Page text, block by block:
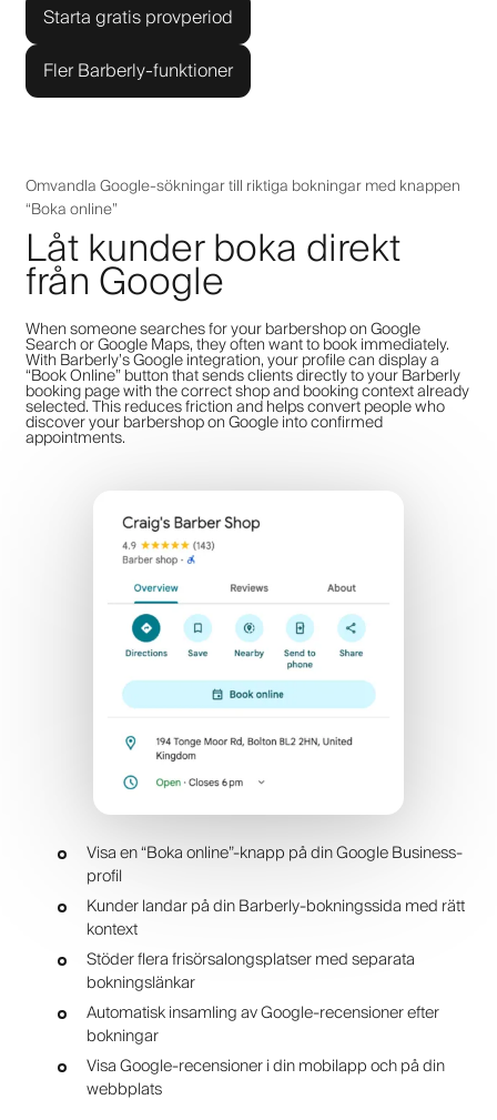
Starta gratis provperiod
Fler Barberly-funktioner
Omvandla Google-sökningar till riktiga bokningar med knappen
“Boka online”
Låt kunder boka direkt
från Google
When someone searches for your barbershop on Google
Search or Google Maps, they often want to book immediately.
With Barberly’s Google integration, your profile can display a
“Book Online” button that sends clients directly to your Barberly
booking page with the correct shop and booking context already
selected. This reduces friction and helps convert people who
discover your barbershop on Google into confirmed
appointments.
Visa en “Boka online”-knapp på din Google Business-
profil
Kunder landar på din Barberly-bokningssida med rätt
kontext
Stöder flera frisörsalongsplatser med separata
bokningslänkar
Automatisk insamling av Google-recensioner efter
bokningar
Visa Google-recensioner i din mobilapp och på din
webbplats